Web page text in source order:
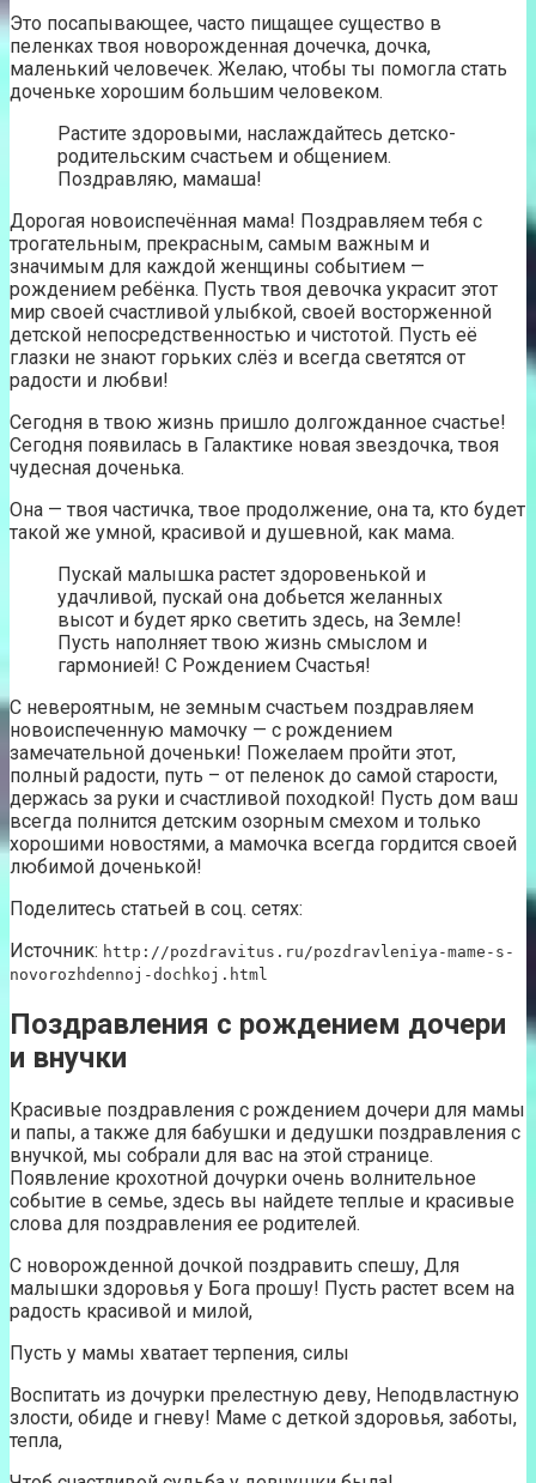
Это посапывающее, часто пищащее существо в
пеленках твоя новорожденная дочечка, дочка,
маленький человечек. Желаю, чтобы ты помогла стать
доченьке хорошим большим человеком.
Растите здоровыми, наслаждайтесь детско-
родительским счастьем и общением.
Поздравляю, мамаша!
Дорогая новоиспечённая мама! Поздравляем тебя с
трогательным, прекрасным, самым важным и
значимым для каждой женщины событием —
рождением ребёнка. Пусть твоя девочка украсит этот
мир своей счастливой улыбкой, своей восторженной
детской непосредственностью и чистотой. Пусть её
глазки не знают горьких слёз и всегда светятся от
радости и любви!
Сегодня в твою жизнь пришло долгожданное счастье!
Сегодня появилась в Галактике новая звездочка, твоя
чудесная доченька.
Она — твоя частичка, твое продолжение, она та, кто будет
такой же умной, красивой и душевной, как мама.
Пускай малышка растет здоровенькой и
удачливой, пускай она добьется желанных
высот и будет ярко светить здесь, на Земле!
Пусть наполняет твою жизнь смыслом и
гармонией! С Рождением Счастья!
С невероятным, не земным счастьем поздравляем
новоиспеченную мамочку — с рождением
замечательной доченьки! Пожелаем пройти этот,
полный радости, путь – от пеленок до самой старости,
держась за руки и счастливой походкой! Пусть дом ваш
всегда полнится детским озорным смехом и только
хорошими новостями, а мамочка всегда гордится своей
любимой доченькой!
Поделитесь статьей в соц. сетях:
Источник: http://pozdravitus.ru/pozdravleniya-mame-s-
novorozhdennoj-dochkoj.html
Поздравления с рождением дочери
и внучки
Красивые поздравления с рождением дочери для мамы
и папы, а также для бабушки и дедушки поздравления с
внучкой, мы собрали для вас на этой странице.
Появление крохотной дочурки очень волнительное
событие в семье, здесь вы найдете теплые и красивые
слова для поздравления ее родителей.
С новорожденной дочкой поздравить спешу, Для
малышки здоровья у Бога прошу! Пусть растет всем на
радость красивой и милой,
Пусть у мамы хватает терпения, силы
Воспитать из дочурки прелестную деву, Неподвластную
злости, обиде и гневу! Маме с деткой здоровья, заботы,
тепла,